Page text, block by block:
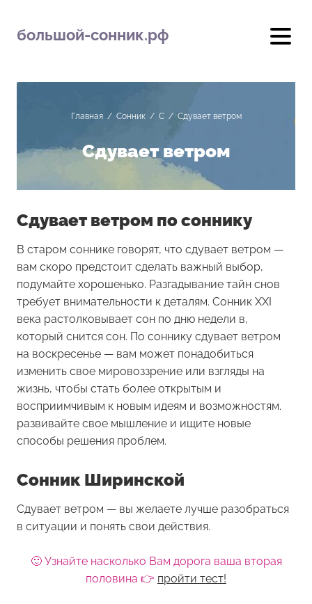
большой-сонник.рф
Главная/ Сонник/ С/ Сдувает ветром
Сдувает ветром
Сдувает ветром по соннику
В старом соннике говорят, что сдувает ветром —
вам скоро предстоит сделать важный выбор,
подумайте хорошенько. Разгадывание тайн снов
требует внимательности к деталям. Сонник XXI
века растолковывает сон по дню недели в,
который снится сон. По соннику сдувает ветром
на воскресенье — вам может понадобиться
изменить свое мировоззрение или взгляды на
жизнь, чтобы стать более открытым и
восприимчивым к новым идеям и возможностям.
развивайте свое мышление и ищите новые
способы решения проблем.
Сонник Ширинской
Сдувает ветром — вы желаете лучше разобраться
в ситуации и понять свои действия.
🙂 Узнайте насколько Вам дорога ваша вторая
половина 👉 пройти тест!